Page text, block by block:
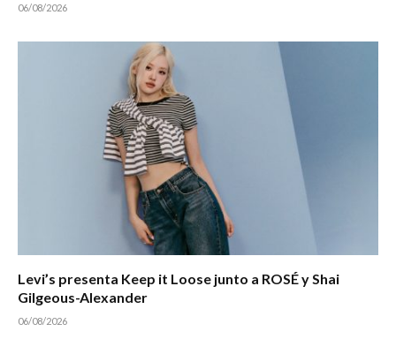
06/08/2026
Levi’s presenta Keep it Loose junto a ROSÉ y Shai
Gilgeous-Alexander
06/08/2026